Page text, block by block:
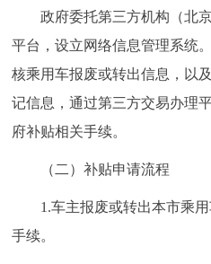
政府委托第三方机构（北京
平台，设立网络信息管理系统
核乘用车报废或转出信息，以
记信息，通过第三方交易办理
府补贴相关手续。
（二）补贴申请流程
1.车主报废或转出本市乘用
手续。